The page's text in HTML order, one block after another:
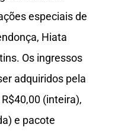
especiais de
Hiata
Os ingressos
adquiridos pela
(inteira),
e pacote